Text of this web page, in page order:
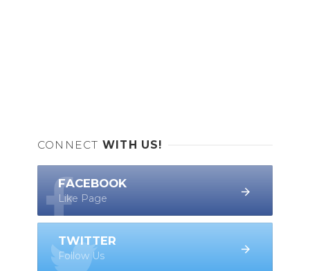
CONNECT WITH US!
FACEBOOK
Like Page
TWITTER
Follow Us